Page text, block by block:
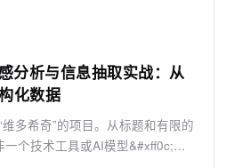
分析与信息抽取实战：从
化数据
多希奇”的项目。从标题和有限的
个技术工具或AI模型&#xff0c;而